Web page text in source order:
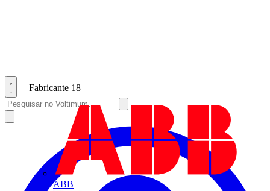
Fabricante 18
ABB